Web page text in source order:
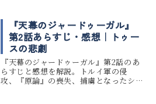
『天幕のジャードゥーガル』
第2話あらすじ・感想｜トゥー
スの悲劇
『天幕のジャードゥーガル』第2話のあ
らすじと感想を解説。トルイ軍の侵
攻、『原論』の喪失、捕虜となったシ